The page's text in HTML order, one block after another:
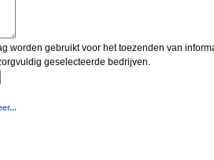
worden gebruikt voor het toezenden van
geselecteerde bedrijven.